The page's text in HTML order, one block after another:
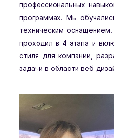
профессиональных
программах. Мы
техническим
проходил в 4 этапа и
стиля для компании,
задачи в области веб-